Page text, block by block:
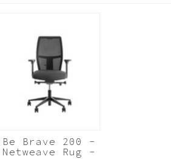
perfect voor zowel
Be Brave 200 -
Netweave Rug -